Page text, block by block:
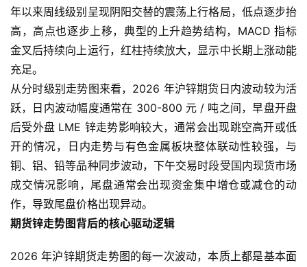
年以来周线级别呈现阴阳交替的震荡上行格局，低点逐步抬
高，高点也逐步上移，典型的上升趋势结构，MACD 指标
金叉后持续向上运行，红柱持续放大，显示中长期上涨动能
充足。
从分时级别走势图来看，2026 年沪锌期货日内波动较为活
跃，日内波动幅度通常在 300-800 元 / 吨之间，早盘开盘
后受外盘 LME 锌走势影响较大，通常会出现跳空高开或低
开的情况，日内走势与有色金属板块整体联动性较强，与
铜、铝、铅等品种同步波动，下午交易时段受国内现货市场
成交情况影响，尾盘通常会出现资金集中增仓或减仓的动
作，导致尾盘价格出现异动。
期货锌走势图背后的核心驱动逻辑
2026 年沪锌期货走势图的每一次波动，本质上都是基本面